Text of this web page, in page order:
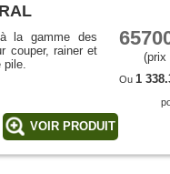
la gamme des
couper, rainer et
pile.
(prix
Ou1
VOIR PRODUIT